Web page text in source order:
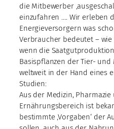
die Mitbewerber
einzufahren …. Wir erleben
Energieversorgern was
Verbraucher bedeutet –
wenn die
Basispflanzen der Tier-
weltweit in der Hand eines
Studien:
Aus der Medizin,
Ernährungsbereich ist
bestimmte ‚Vorgaben‘ der